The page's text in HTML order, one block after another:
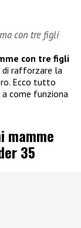
con tre figli
con tre figli
di rafforzare la
Ecco tutto
a come funziona
mamme
35